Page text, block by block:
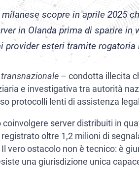
CCF
World-
scopre in aprile 2025
in Olanda prima di sparire
provider esteri tramite rogatoria
– condotta illecita
e investigativa tra autorità
protocolli lenti di assistenza
coinvolgere server distribuiti in
oltre 1,2 milioni di
vero ostacolo non è tecnico: è
una giurisdizione unica